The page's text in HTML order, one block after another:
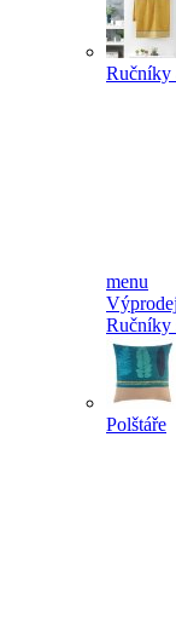
Ručníky
menu
Ručníky
Polštáře